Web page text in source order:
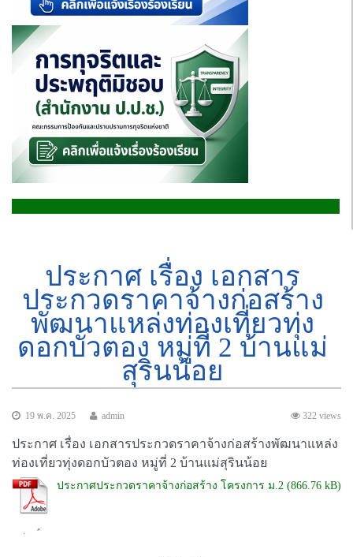
ประกาศ เรื่อง เอกสาร
ประกวดราคาจ้างก่อสร้าง
พัฒนาแหล่งท่องเที่ยวทุ่ง
ดอกบัวตอง หมู่ที่ 2 บ้านแม่
สุรินน้อย
19 พ.ค. 2025 322 views
admin
ประกาศ เรื่อง เอกสารประกวดราคาจ้างก่อสร้างพัฒนาแหล่ง
ท่องเที่ยวทุ่งดอกบัวตอง หมู่ที่ 2 บ้านแม่สุรินน้อย
ประกาศประกวดราคาจ้างก่อสร้าง โครงการ ม.2